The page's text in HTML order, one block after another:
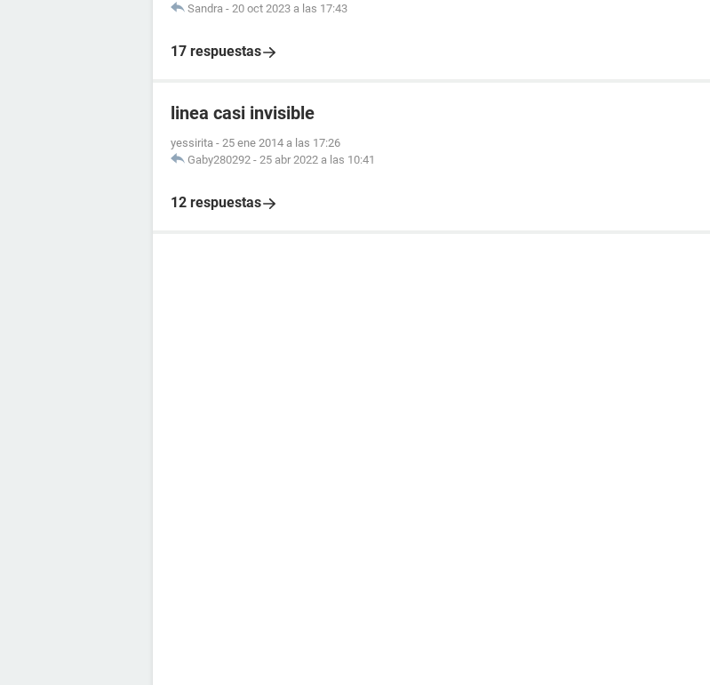
Sandra - 20 oct 2023 a las 17:43
17 respuestas
linea casi invisible
yessirita - 25 ene 2014 a las 17:26
Gaby280292 - 25 abr 2022 a las 10:41
12 respuestas